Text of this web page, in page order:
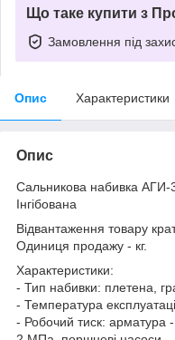
Що таке купити з
Замовлення під
Опис Характеристики
Опис
Сальникова набивка АГИ-
Інгібована
Відвантаження товару
Одиниця продажу - кг.
Характеристики:
- Тип набивки: плетена,
- Температура
- Робочий тиск: арматура